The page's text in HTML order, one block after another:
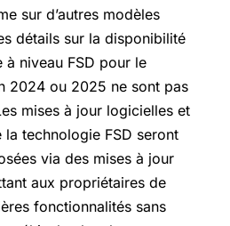
sur d’autres modèles
détails sur la disponibilité
niveau FSD pour le
2024 ou 2025 ne sont pas
mises à jour logicielles et
technologie FSD seront
via des mises à jour
aux propriétaires de
fonctionnalités sans